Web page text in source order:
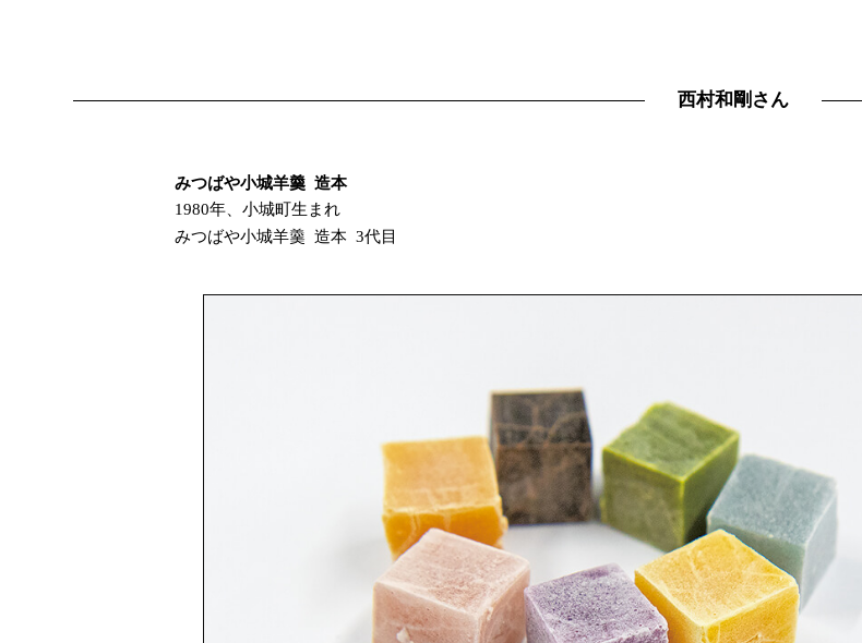
西村和剛さん
みつばや小城羊羹 造本
1980年、小城町生まれ
みつばや小城羊羹 造本 3代目